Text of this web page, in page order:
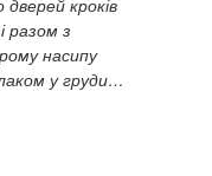
кроків
разом з
насипу
у груди…